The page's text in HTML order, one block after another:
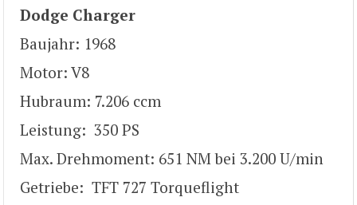
Dodge Charger
Baujahr: 1968
Motor: V8
Hubraum: 7.206 ccm
Leistung: 350 PS
Max. Drehmoment: 651 NM bei 3.200 U/min
Getriebe: TFT 727 Torqueflight